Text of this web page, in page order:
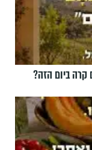
קרה ביום הזה?